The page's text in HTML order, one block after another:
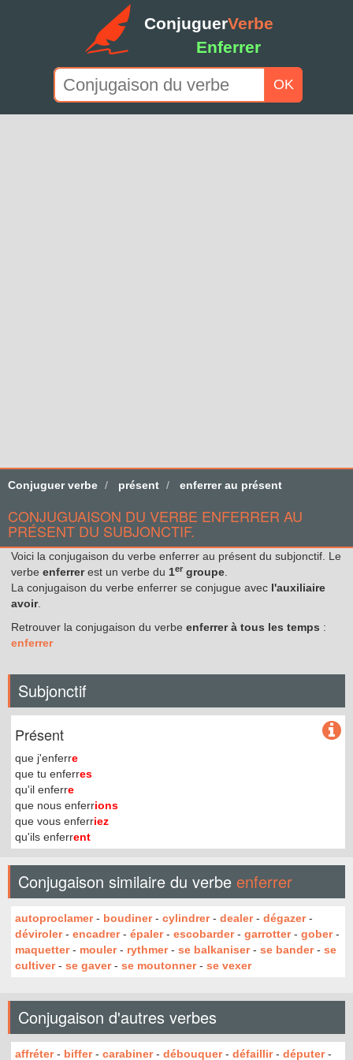
ConjuguerVerbe
Enferrer
OK
Conjuguer verbe présent enferrer au présent
CONJUGUAISON DU VERBE ENFERRER AU
PRÉSENT DU SUBJONCTIF.
Voici la conjugaison du verbe enferrer au présent du subjonctif. Le
verbe enferrerest un verbe du 1er groupe
La conjugaison du verbe enferrer se conjugue avec l'auxiliaire
avoir.
Retrouver la conjugaison du verbe enferrer à tous les temps :
enferrer
Subjonctif
Présent
que j'enferre
que tu enferres
qu'il enferre
que nous enferrions
que vous enferriez
qu'ils enferrent
Conjugaison similaire du verbe enferrer
autoproclamer- boudiner- cylindrer- dealer- dégazer-
déviroler- encadrer- épaler- escobarder- garrotter- gober-
maquetter- mouler- rythmer- se balkaniser- se bander- se
cultiver- se gaver- se moutonner- se vexer
Conjugaison d'autres verbes
affréter- biffer- carabiner- débouquer- défaillir- députer-